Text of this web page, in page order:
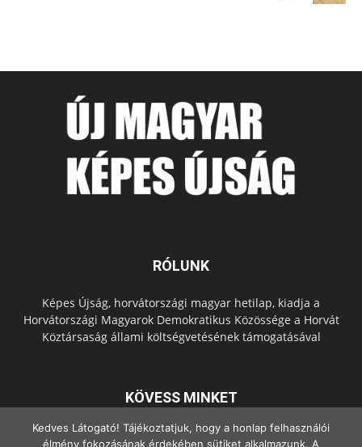
RÓLUNK
Képes Újság, horvátországi magyar hetilap, kiadja a
Horvátországi Magyarok Demokratikus Közössége a Horvát
Köztársaság állami költségvetésének támogatásával
KÖVESS MINKET
Kedves Látogató! Tájékoztatjuk, hogy a honlap felhasználói
élmény fokozásának érdekében sütiket alkalmazunk. A